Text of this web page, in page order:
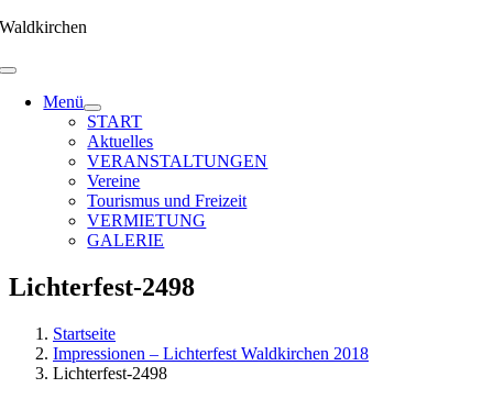
Zum
springen
Waldkirchen
Menü
START
Aktuelles
VERANSTALTUNGEN
Vereine
Tourismus und Freizeit
VERMIETUNG
GALERIE
Lichterfest-2498
Startseite
Impressionen – Lichterfest Waldkirchen 2018
Lichterfest-2498